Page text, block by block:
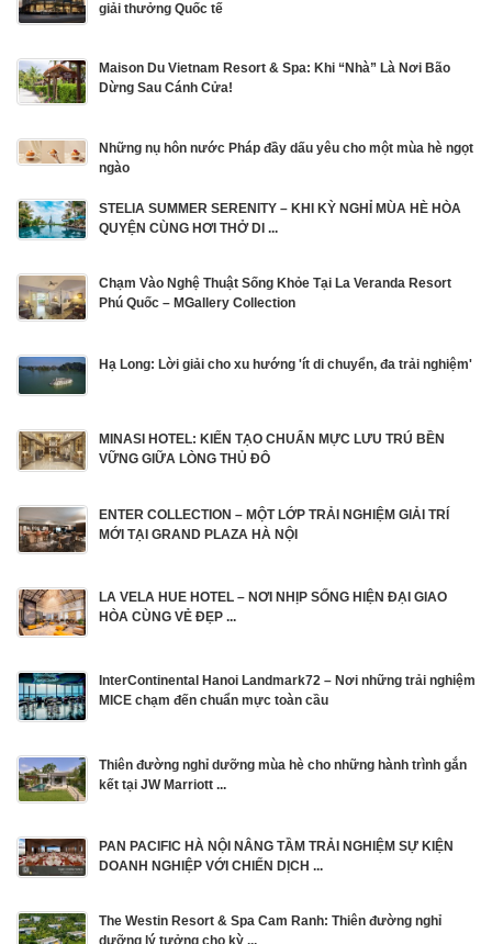
giải thưởng Quốc tế
Maison Du Vietnam Resort & Spa: Khi “Nhà” Là Nơi Bão
Dừng Sau Cánh Cửa!
Những nụ hôn nước Pháp đầy dấu yêu cho một mùa hè ngọt
ngào
STELIA SUMMER SERENITY – KHI KỲ NGHỈ MÙA HÈ HÒA
QUYỆN CÙNG HƠI THỞ DI ...
Chạm Vào Nghệ Thuật Sống Khỏe Tại La Veranda Resort
Phú Quốc – MGallery Collection
Hạ Long: Lời giải cho xu hướng 'ít di chuyển, đa trải nghiệm'
MINASI HOTEL: KIẾN TẠO CHUẨN MỰC LƯU TRÚ BỀN
VỮNG GIỮA LÒNG THỦ ĐÔ
ENTER COLLECTION – MỘT LỚP TRẢI NGHIỆM GIẢI TRÍ
MỚI TẠI GRAND PLAZA HÀ NỘI
LA VELA HUE HOTEL – NƠI NHỊP SỐNG HIỆN ĐẠI GIAO
HÒA CÙNG VẺ ĐẸP ...
InterContinental Hanoi Landmark72 – Nơi những trải nghiệm
MICE chạm đến chuẩn mực toàn cầu
Thiên đường nghỉ dưỡng mùa hè cho những hành trình gắn
kết tại JW Marriott ...
PAN PACIFIC HÀ NỘI NÂNG TẦM TRẢI NGHIỆM SỰ KIỆN
DOANH NGHIỆP VỚI CHIẾN DỊCH ...
The Westin Resort & Spa Cam Ranh: Thiên đường nghỉ